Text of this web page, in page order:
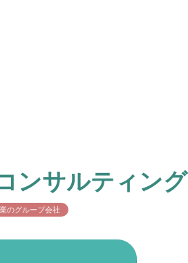
ンサルティング
業のグループ会社